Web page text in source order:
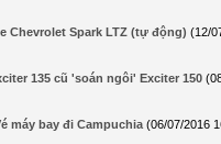
Chevrolet Spark LTZ (tự động) (12/
135 cũ 'soán ngôi' Exciter 150
máy bay đi Campuchia (06/07/2016